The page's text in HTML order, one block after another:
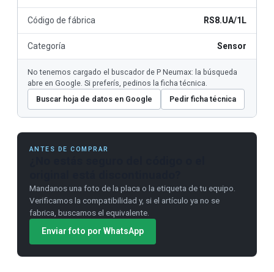
Código de fábrica RS8.UA/1L
Categoría Sensor
No tenemos cargado el buscador de P Neumax: la búsqueda
abre en Google. Si preferís, pedinos la ficha técnica.
Buscar hoja de datos en Google
Pedir ficha técnica
ANTES DE COMPRAR
Mandanos una foto de la placa o la etiqueta de tu equipo.
Verificamos la compatibilidad y, si el artículo ya no se
fabrica, buscamos el equivalente.
Enviar foto por WhatsApp